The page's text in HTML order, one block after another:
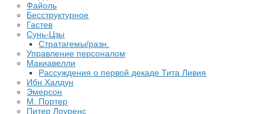
Файоль
Бесструктурное
Гастев
Сунь-Цзы
Стратагемы/разн.
Управление персоналом
Макиавелли
Рассуждения о первой декаде Тита Ливия
Ибн Халдун
Эмерсон
М. Портер
Питер Лоуренс